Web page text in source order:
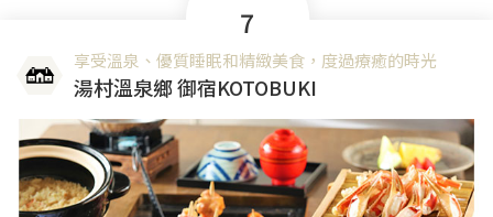
7
享受溫泉、優質睡眠和精緻美食，度過療癒的時光
湯村溫泉鄉 御宿KOTOBUKI